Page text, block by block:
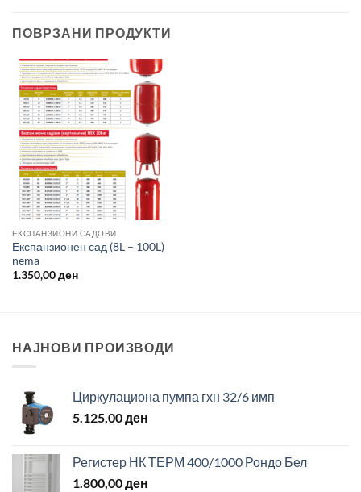
ПОВРЗАНИ ПРОДУКТИ
ЕКСПАНЗИОНИ САДОВИ
Експанзионен сад (8L – 100L)
nema
1.350,00ден
НАЈНОВИ ПРОИЗВОДИ
Циркулациона пумпа гхн 32/6 имп
5.125,00ден
Регистер НК ТЕРМ 400/1000 Рондо Бел
1.800,00ден